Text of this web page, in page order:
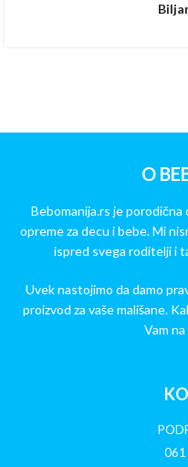
O
Bebomanija.rs je porodična
opreme za decu i bebe. Mi
ispred svega roditelji i
Uvek nastojimo da damo
proizvod za vaše mališane.
Vam
061